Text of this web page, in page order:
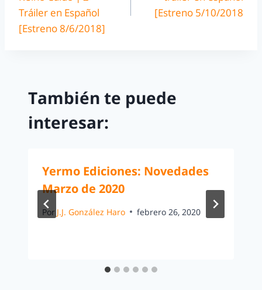
Tráiler en Español
[Estreno 8/6/2018]
[Estreno 5/10/2018
También te puede
interesar:
Yermo Ediciones: Novedades
Marzo de 2020
Por J.J. González Haro febrero 26, 2020